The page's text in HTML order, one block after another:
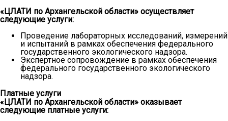
«ЦЛАТИ по Архангельской области» осуществляет
следующие услуги:
Проведение лабораторных исследований, измерений
и испытаний в рамках обеспечения федерального
государственного экологического надзора.
Экспертное сопровождение в рамках обеспечения
федерального государственного экологического
надзора.
Платные услуги
«ЦЛАТИ по Архангельской области» оказывает
следующие платные услуги: